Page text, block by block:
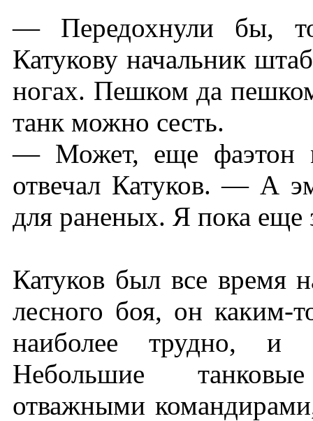
— Передохнули бы,
Катукову начальник
ногах. Пешком да
танк можно сесть.
— Может, еще фаэтон
отвечал Катуков. — А
для раненых. Я пока еще
Катуков был все время
лесного боя, он каким-
наиболее трудно, и
Небольшие
отважными